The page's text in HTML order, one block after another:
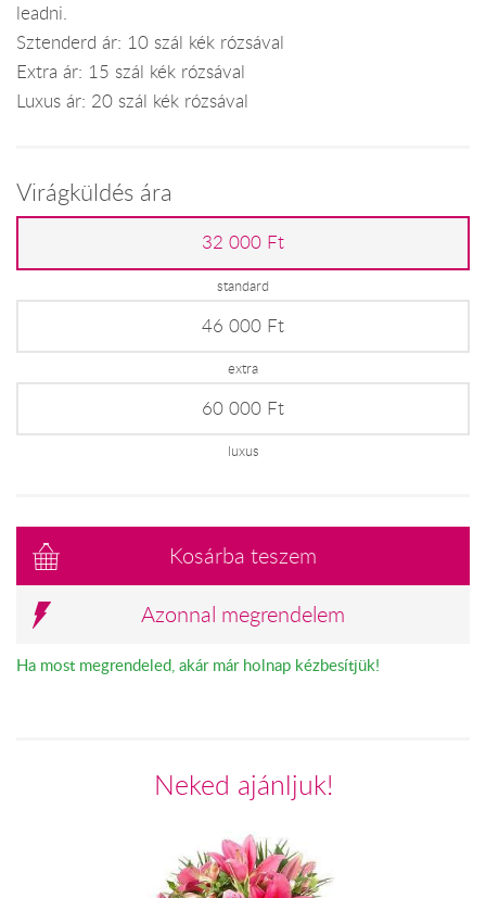
leadni.
Sztenderd ár: 10 szál kék rózsával
Extra ár: 15 szál kék rózsával
Luxus ár: 20 szál kék rózsával
Virágküldés ára
32 000 Ft
standard
46 000 Ft
extra
60 000 Ft
luxus
Kosárba teszem
Azonnal megrendelem
Ha most megrendeled, akár már holnap kézbesítjük!
Neked ajánljuk!